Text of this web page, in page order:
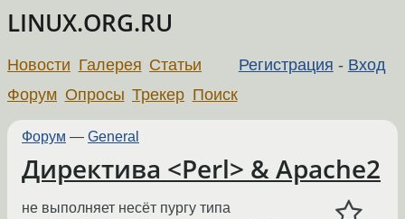
LINUX.ORG.RU
Регистрация - Вход
Новости Галерея Статьи
Форум Опросы Трекер Поиск
Форум — General
Директива <Perl> & Apache2
не выполняет несёт пургу типа